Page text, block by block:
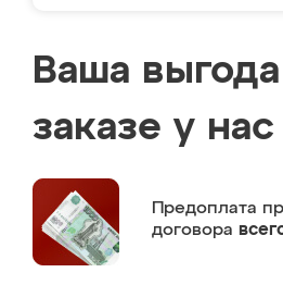
Ваша
заказе у нас
Предоплата
договора